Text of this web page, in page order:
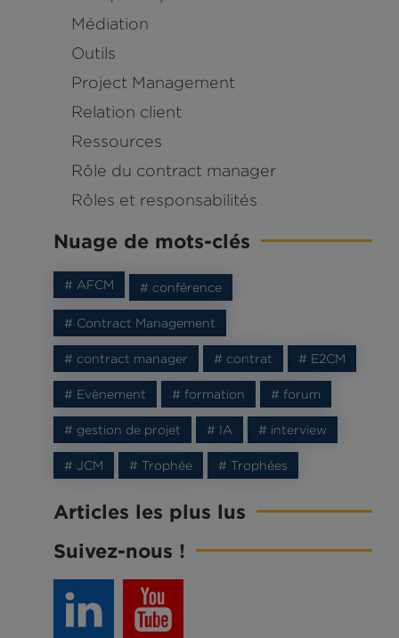
Médiation
Outils
Project Management
Relation client
Ressources
Rôle du contract manager
Rôles et responsabilités
Nuage de mots-clés
# AFCM # conférence
# Contract Management
# contract manager # contrat # E2CM
# Evènement # formation # forum
# gestion de projet # IA # interview
# JCM # Trophée # Trophées
Articles les plus lus
Suivez-nous !